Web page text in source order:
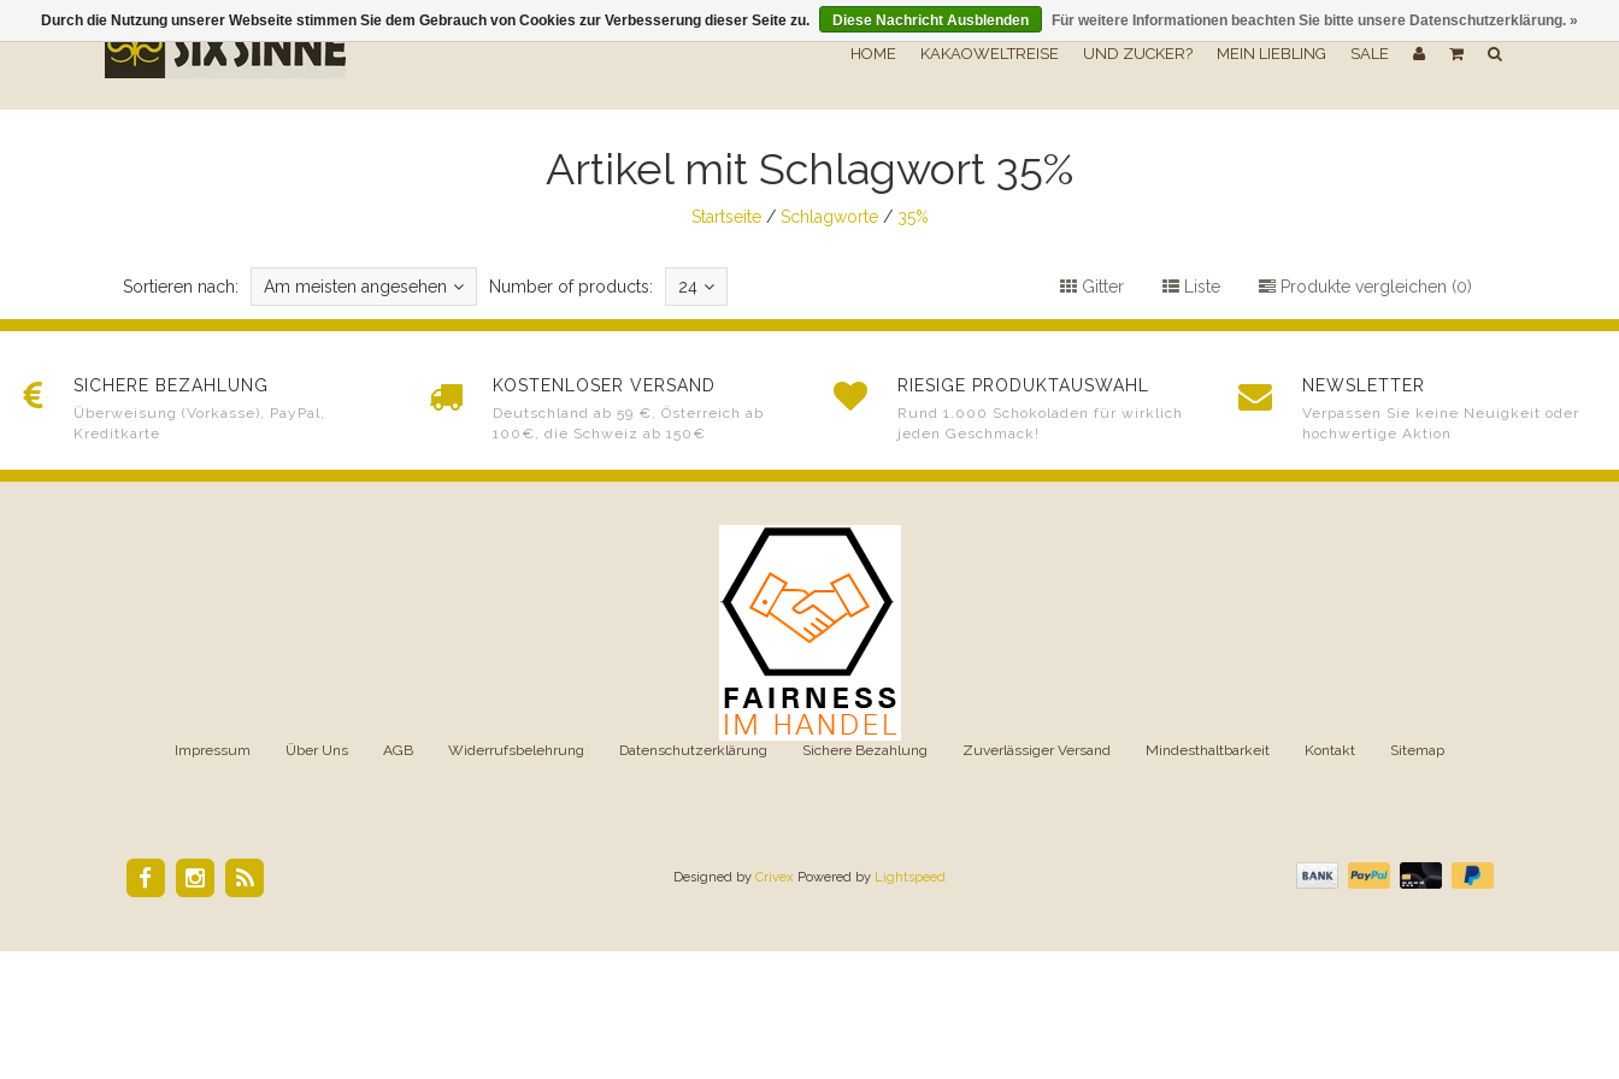
HOME KAKAOWELTREISE UND ZUCKER? MEIN LIEBLING SALE
Artikel mit Schlagwort 35%
Startseite/ Schlagworte/ 35%
Sortieren nach: Am meisten angesehen Number of products: 24 Gitter Liste Produkte vergleichen (0)
SICHERE BEZAHLUNG
Überweisung (Vorkasse), PayPal,
Kreditkarte
KOSTENLOSER VERSAND
Deutschland ab 59 €, Österreich ab
100€, die Schweiz ab 150€
RIESIGE PRODUKTAUSWAHL
Rund 1.000 Schokoladen für wirklich
jeden Geschmack!
NEWSLETTER
Verpassen Sie keine Neuigkeit oder
hochwertige Aktion
Impressum Über Uns AGB Widerrufsbelehrung Datenschutzerklärung Sichere Bezahlung Zuverlässiger Versand Mindesthaltbarkeit Kontakt Sitemap
Designed by Crivex Powered by Lightspeed
Durch die Nutzung unserer Webseite stimmen Sie dem Gebrauch von Cookies zur Verbesserung dieser Seite zu. Diese Nachricht Ausblenden Für weitere Informationen beachten Sie bitte unsere Datenschutzerklärung. »